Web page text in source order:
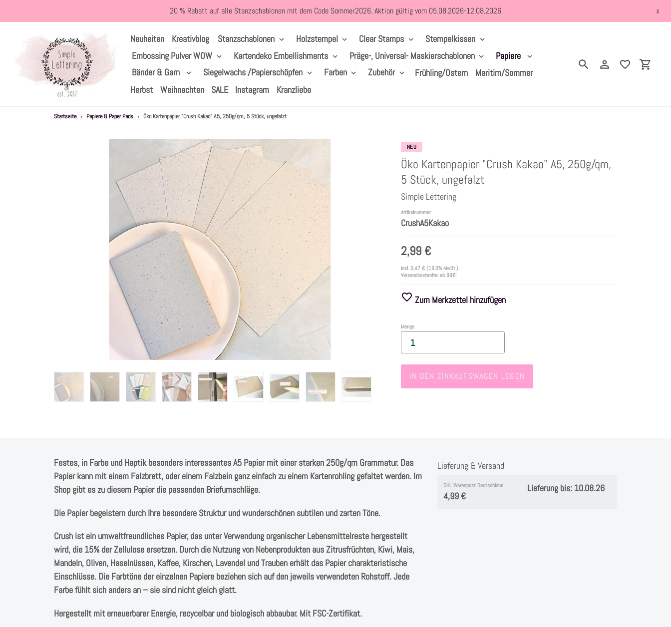
zum
20 % Rabatt auf alle Stanzschablonen mit dem Code Sommer2026. Aktion gültig vom 05.08.2026-12.08.2026 x
Neuheiten Kreativblog Stanzschablonen Holzstempel Clear Stamps
Stempelkissen
Embossing Pulver WOW
Kartendeko Embellishments Präge-, Universal- Maskierschablonen
Papiere
Bänder & Garn
Siegelwachs /Papierschöpfen Farben Zubehör Frühling/Ostern
Maritim/Sommer
Herbst
Weihnachten SALE Instagram Kranzliebe
SuchenEinloggen
Startseite › Papiere & Paper Pads › Öko Kartenpapier "Crush Kakao" A5, 250g/qm, 5 Stück, ungefalzt
NEU
Öko Kartenpapier "Crush Kakao" A5, 250g/qm,
5 Stück, ungefalzt
Simple Lettering
Artikelnummer
CrushA5Kakao
2,99 €
inkl. 0,47 €(19.0% MwSt.)
Versandkostenfrei ab 99€!
Zum Merkzettel hinzufügen
Menge
IN DEN EINKAUFSWAGEN LEGEN
Festes, in Farbe und Haptik besonders interessantes A5 Papier mit einer starken 250g/qm Grammatur. Das
Papier kann mit einem Falzbrett, oder einem Falzbein ganz einfach zu einem Kartenrohling gefaltet werden. Im
Shop gibt es zu diesem Papier die passenden Briefumschläge.
Die Papier begeistern durch Ihre besondere Struktur und wunderschönen subtilen und zarten Töne.
Crush ist ein umweltfreundliches Papier, das unter Verwendung organischer Lebensmittelreste hergestellt
wird, die 15% der Zellulose ersetzen. Durch die Nutzung von Nebenprodukten aus Zitrusfrüchten, Kiwi, Mais,
Mandeln, Oliven, Haselnüssen, Kaffee, Kirschen, Lavendel und Trauben erhält das Papier charakteristische
Einschlüsse. Die Farbtöne der einzelnen Papiere beziehen sich auf den jeweils verwendeten Rohstoff. Jede
Farbe fühlt sich anders an – sie sind nicht gleich glatt.
Hergestellt mit erneuerbarer Energie, recycelbar und biologisch abbaubar. Mit FSC-Zertifikat.
Lieferung & Versand
DHL Warenpost Deutschland
4,99 €
Lieferung bis: 10.08.26